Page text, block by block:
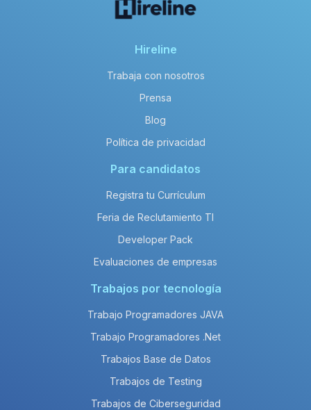
Hireline
Trabaja con nosotros
Prensa
Blog
Política de privacidad
Para candidatos
Registra tu Currículum
Feria de Reclutamiento TI
Developer Pack
Evaluaciones de empresas
Trabajos por tecnología
Trabajo Programadores JAVA
Trabajo Programadores .Net
Trabajos Base de Datos
Trabajos de Testing
Trabajos de Ciberseguridad